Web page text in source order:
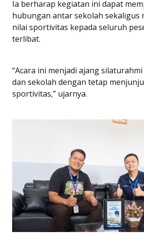
Ia berharap kegiatan ini dapat
hubungan antar sekolah sekaligus
nilai sportivitas kepada seluruh
terlibat.
“Acara ini menjadi ajang
dan sekolah dengan tetap
sportivitas,” ujarnya.